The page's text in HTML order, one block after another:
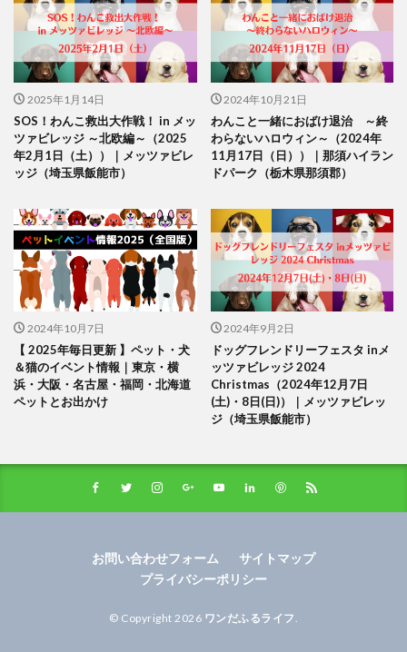
2025年1月14日
SOS！わんこ救出大作戦！ in メッ
ツァビレッジ ～北欧編～（2025
年2月1日（土））｜メッツァビレ
ッジ（埼玉県飯能市）
2024年10月21日
わんこと一緒におばけ退治 ～終
わらないハロウィン～（2024年
11月17日（日））｜那須ハイラン
ドパーク（栃木県那須郡）
2024年10月7日
【 2025年毎日更新 】ペット・犬
＆猫のイベント情報｜東京・横
浜・大阪・名古屋・福岡・北海道
ペットとお出かけ
2024年9月2日
ドッグフレンドリーフェスタ inメ
ッツァビレッジ 2024
Christmas（2024年12月7日
(土)・8日(日)）｜メッツァビレッ
ジ（埼玉県飯能市）
お問い合わせフォーム
サイトマップ
プライバシーポリシー
© Copyright 2026 ワンだふるライフ.